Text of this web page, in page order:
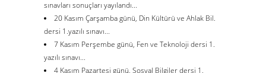
sınavları sonuçları yayılandı...
20 Kasım Çarşamba günü, Din Kültürü ve Ahlak Bil.
dersi 1.yazılı sınavı...
7 Kasım Perşembe günü, Fen ve Teknoloji dersi 1.
yazılı sınavı...
4 Kasım Pazartesi günü, Sosyal Bilgiler dersi 1.